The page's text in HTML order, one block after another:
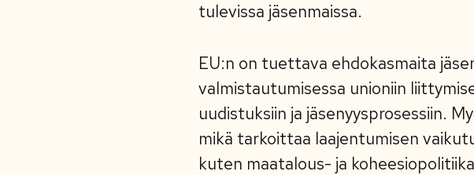
tulevissa jäsenmaissa.
EU:n on tuettava ehdokasmaita
valmistautumisessa unioniin
uudistuksiin ja jäsenyysprosessiin.
mikä tarkoittaa laajentumisen
kuten maatalous- ja